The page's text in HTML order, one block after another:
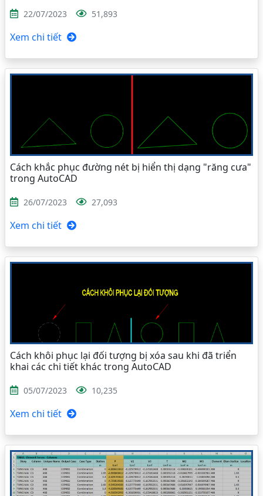
22/07/2023 51,893
Xem chi tiết
Cách khắc phục đường nét bị hiển thị dạng "răng cưa"
trong AutoCAD
26/07/2023 27,093
Xem chi tiết
Cách khôi phục lại đối tượng bị xóa sau khi đã triển
khai các chi tiết khác trong AutoCAD
05/07/2023 10,235
Xem chi tiết